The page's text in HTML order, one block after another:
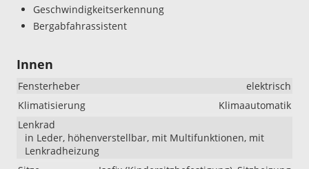
Geschwindigkeitserkennung
Bergabfahrassistent
Innen
Fensterheber
elektrisch
Klimatisierung
Klimaautomatik
Lenkrad
in Leder, höhenverstellbar, mit Multifunktionen, mit
Lenkradheizung